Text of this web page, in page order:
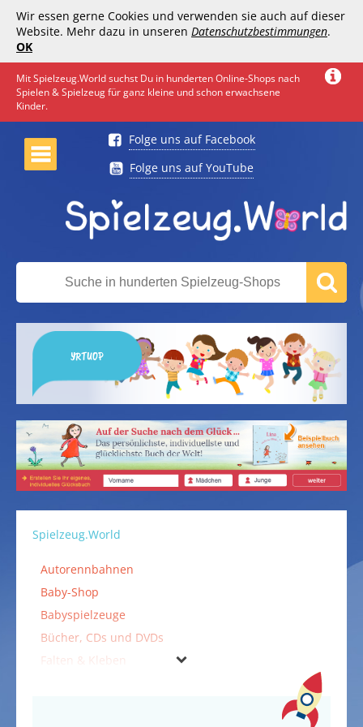
Wir essen gerne Cookies und verwenden sie auch auf dieser
Website. Mehr dazu in unseren Datenschutzbestimmungen.
OK
Mit Spielzeug.World suchst Du in hunderten Online-Shops nach
Spielen & Spielzeug für ganz kleine und schon erwachsene
Kinder.
Folge uns auf Facebook
Folge uns auf YouTube
YRTUOP
Spielzeug.World
Autorennbahnen
Baby-Shop
Babyspielzeuge
Bücher, CDs und DVDs
Falten & Kleben